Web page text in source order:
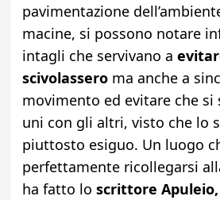
pavimentazione
macine, si possono notare
intagli che servivano a
scivolasseroma anche a
movimento ed evitare che si
uni con gli altri, visto che lo
piuttosto esiguo. Un luogo
perfettamente ricollegarsi
ha fatto lo scrittore Apuleio,